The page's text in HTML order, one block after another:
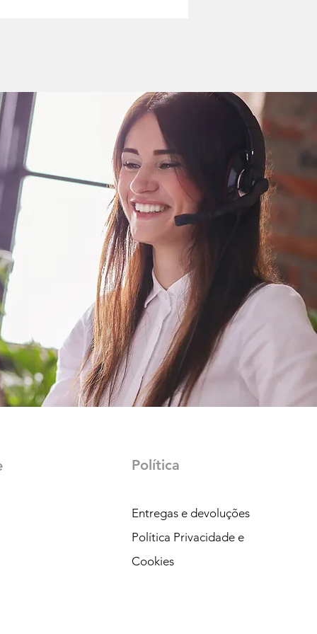
Política
Entregas e devoluções
Política Privacidade e
Cookies